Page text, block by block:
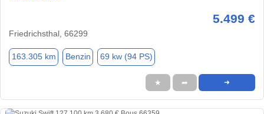
5.499 €
Friedrichsthal, 66299
163.305 km Benzin 69 kw (94 PS)
★ ➦ ➜